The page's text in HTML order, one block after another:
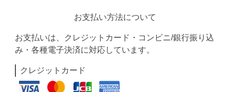
お支払い方法について
お支払いは、クレジットカード・コンビニ/銀行振り込
み・各種電子決済に対応しています。
クレジットカード